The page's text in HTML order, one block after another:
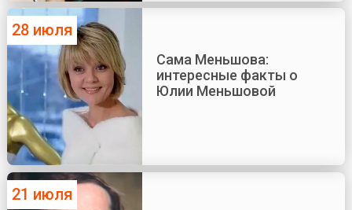
28 июля
Сама Меньшова:
интересные факты о
Юлии Меньшовой
21 июля